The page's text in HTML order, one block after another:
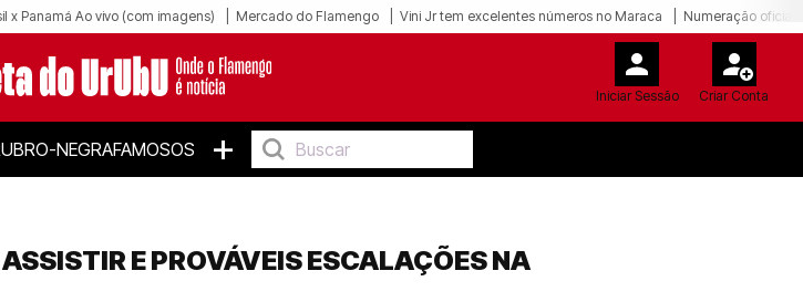
x Panamá Ao vivo (com imagens) Mercado do Flamengo Vini Jr tem excelentes números no Maraca Numeração oficial
Iniciar Sessão Criar Conta
NEGRAFAMOSOS +
E PROVÁVEIS ESCALAÇÕES NA